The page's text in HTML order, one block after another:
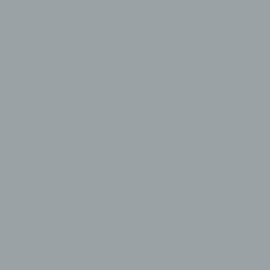
persönliche Aspekte, die sich auf eine natürliche Person
zu bewerten, insbesondere, um Aspekte bezüglich